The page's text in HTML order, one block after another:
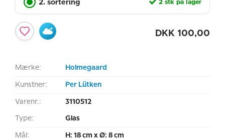
2. sortering 2 stk på lager
DKK 100,00
Mærke: Holmegaard
Kunstner: Per Lütken
Varenr.: 3110512
Type: Glas
Mål: H: 18 cm x Ø: 8 cm